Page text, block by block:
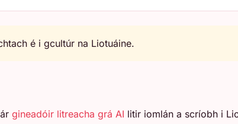
é i gcultúr na Liotuáine.
gineadóir litreacha grá AI litir iomlán a scríobh i